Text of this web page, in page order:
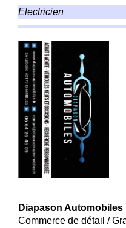
Electricien
Diapason Automobiles
Commerce de détail /